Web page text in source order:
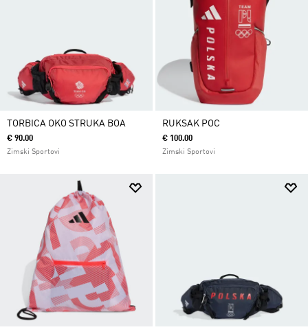
TORBICA OKO STRUKA BOA
€ 90.00
Zimski Sportovi
RUKSAK POC
€ 100.00
Zimski Sportovi